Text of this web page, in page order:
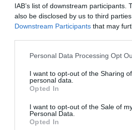
IAB’s list of downstream participants.
also be disclosed by us to third
Downstream Participants that may
Personal Data Processing Opt
I want to opt-out of the Sharing
personal data.
Opted In
I want to opt-out of the Sale of
Personal Data.
Opted In